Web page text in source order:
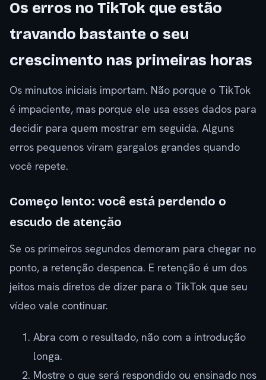
Os erros no TikTok que estão
travando bastante o seu
crescimento nas primeiras horas
Os minutos iniciais importam. Não porque o TikTok
é impaciente, mas porque ele usa esses dados para
decidir para quem mostrar em seguida. Alguns
erros pequenos viram gargalos grandes quando
você repete.
Começo lento: você está perdendo o
escudo de atenção
Se os primeiros segundos demoram para chegar no
ponto, a retenção despenca. E retenção é um dos
jeitos mais diretos de dizer para o TikTok que seu
vídeo vale continuar.
Abra com o resultado, não com a introdução
longa.
Mostre o que será respondido ou ensinado nos